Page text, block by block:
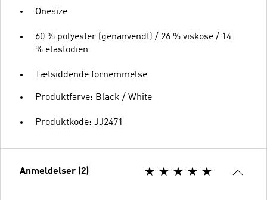
Onesize
60 % polyester (genanvendt) / 26 % viskose / 14
% elastodien
Tætsiddende fornemmelse
Produktfarve: Black / White
Produktkode: JJ2471
Anmeldelser (2)